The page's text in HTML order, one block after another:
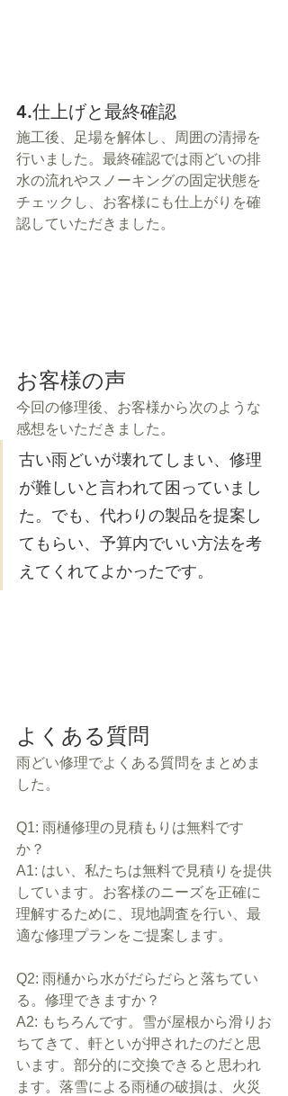
4.仕上げと最終確認
施工後、足場を解体し、周囲の清掃を
行いました。最終確認では雨どいの排
水の流れやスノーキングの固定状態を
チェックし、お客様にも仕上がりを確
認していただきました。
お客様の声
今回の修理後、お客様から次のような
感想をいただきました。
古い雨どいが壊れてしまい、修理
が難しいと言われて困っていまし
た。でも、代わりの製品を提案し
てもらい、予算内でいい方法を考
えてくれてよかったです。
よくある質問
雨どい修理でよくある質問をまとめま
した。
Q1: 雨樋修理の見積もりは無料です
か？
A1: はい、私たちは無料で見積りを提供
しています。お客様のニーズを正確に
理解するために、現地調査を行い、最
適な修理プランをご提案します。​
Q2: 雨樋から水がだらだらと落ちてい
る。修理できますか？
A2: もちろんです。雪が屋根から滑りお
ちてきて、軒といが押されたのだと思
います。部分的に交換できると思われ
ます。落雪による雨樋の破損は、火災